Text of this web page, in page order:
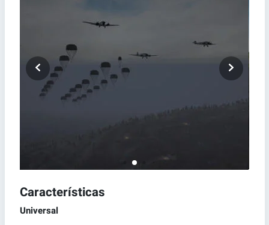
Características
Universal